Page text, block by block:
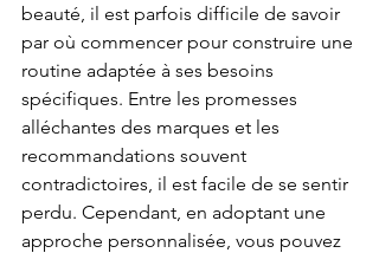
beauté, il est parfois difficile de savoir
par où commencer pour construire une
routine adaptée à ses besoins
spécifiques. Entre les promesses
alléchantes des marques et les
recommandations souvent
contradictoires, il est facile de se sentir
perdu. Cependant, en adoptant une
approche personnalisée, vous pouvez